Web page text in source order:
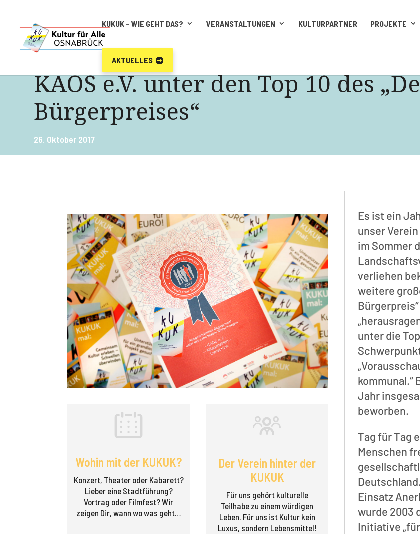
KUKUK – WIE GEHT DAS? VERANSTALTUNGEN KULTURPARTNER PROJEKTE
AKTUELLES
KAOS e.V. unter den Top 10 des
Bürgerpreises“
26. Oktober 2017
Wohin mit der KUKUK?
Konzert, Theater oder Kabarett?
Lieber eine Stadt­führung?
Vortrag oder Filmfest? Wir
zeigen Dir, wann wo was geht…
Der Verein hinter der
KUKUK
Für uns gehört kulturelle
Teilhabe zu einem würdigen
Leben. Für uns ist Kultur kein
Luxus, sondern Lebensmittel!
Es ist ein
unser
im Sommer
verliehen
weitere
unter die
kommunal.“
Jahr
beworben.
Tag für Tag
Menschen
Einsatz
wurde 2003
Initiative